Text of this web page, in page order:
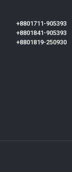
+8801711-905393
+8801841-905393
+8801819-250930